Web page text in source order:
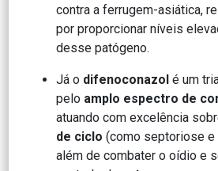
contra a ferrugem-asiática,
por proporcionar níveis
desse patógeno.
Já o difenoconazol é um
pelo amplo espectro de
atuando com excelência
de ciclo (como septoriose
além de combater o oídio e